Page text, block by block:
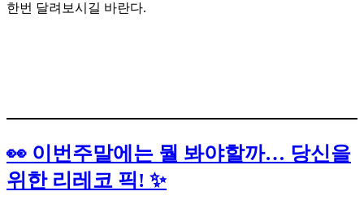
한번 달려보시길 바란다.
👀 이번주말에는 뭘 봐야할까… 당신을
위한 리레코 픽! ✨